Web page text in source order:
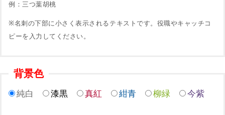
例：三つ葉胡桃
※名刺の下部に小さく表示されるテキストです。役職やキャッチコ
ピーを入力してください。
背景色
純白 漆黒 真紅 紺青 柳緑 今紫